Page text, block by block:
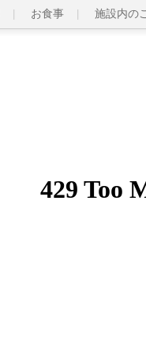
お食事 施設内の